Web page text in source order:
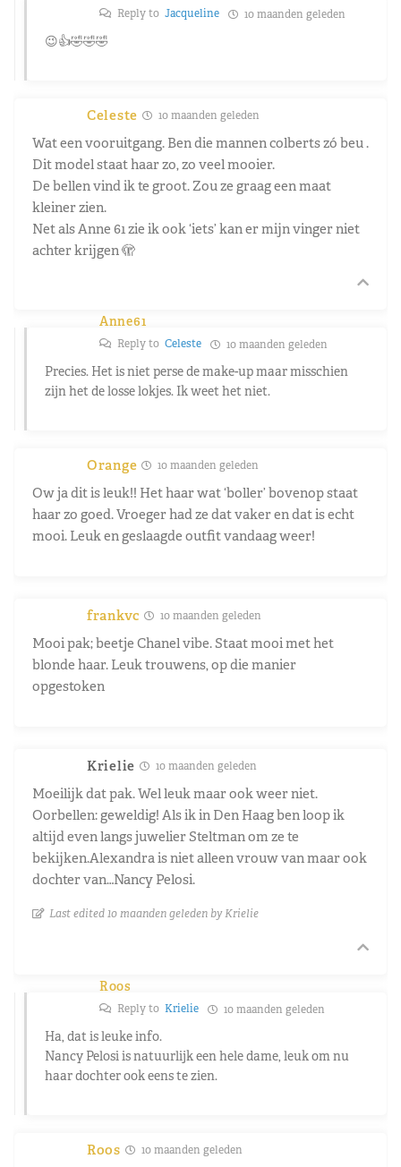
Reply to Jacqueline 10 maanden geleden
😉👍🤣🤣🤣
Celeste 10 maanden geleden
Wat een vooruitgang. Ben die mannen colberts zó beu .
Dit model staat haar zo, zo veel mooier.
De bellen vind ik te groot. Zou ze graag een maat
kleiner zien.
Net als Anne 61 zie ik ook ‘iets’ kan er mijn vinger niet
achter krijgen 🫣
Anne61
Reply to Celeste 10 maanden geleden
Precies. Het is niet perse de make-up maar misschien
zijn het de losse lokjes. Ik weet het niet.
Orange 10 maanden geleden
Ow ja dit is leuk!! Het haar wat ‘boller’ bovenop staat
haar zo goed. Vroeger had ze dat vaker en dat is echt
mooi. Leuk en geslaagde outfit vandaag weer!
frankvc 10 maanden geleden
Mooi pak; beetje Chanel vibe. Staat mooi met het
blonde haar. Leuk trouwens, op die manier
opgestoken
Krielie 10 maanden geleden
Moeilijk dat pak. Wel leuk maar ook weer niet.
Oorbellen: geweldig! Als ik in Den Haag ben loop ik
altijd even langs juwelier Steltman om ze te
bekijken.Alexandra is niet alleen vrouw van maar ook
dochter van…Nancy Pelosi.
Last edited 10 maanden geleden by Krielie
Roos
Reply to Krielie 10 maanden geleden
Ha, dat is leuke info.
Nancy Pelosi is natuurlijk een hele dame, leuk om nu
haar dochter ook eens te zien.
Roos 10 maanden geleden